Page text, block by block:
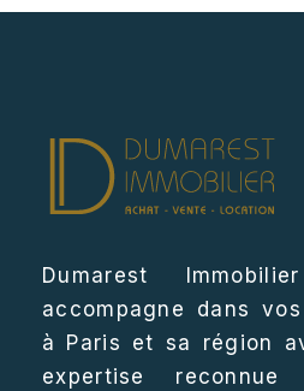
Dumarest
accompagne dans
à Paris et sa région
expertise